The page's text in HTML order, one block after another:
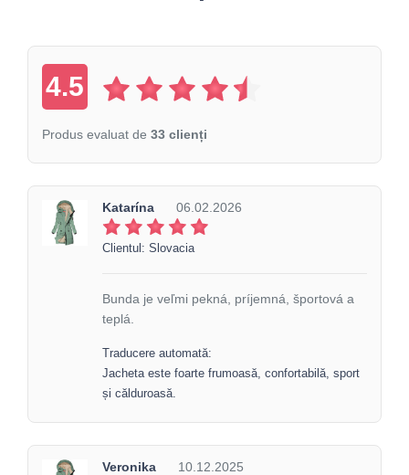
4.5
Produs evaluat de 33 clienți
Katarína 06.02.2026
Clientul: Slovacia
Bunda je veľmi pekná, príjemná, športová a
teplá.
Traducere automată:
Jacheta este foarte frumoasă, confortabilă, sport
și călduroasă.
Veronika 10.12.2025